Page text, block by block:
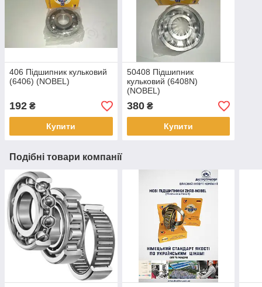
406 Підшипник кульковий
(6406) (NOBEL)
192 ₴
Купити
50408 Підшипник
кульковий (6408N)
(NOBEL)
380₴
Купити
Подібні товари компанії